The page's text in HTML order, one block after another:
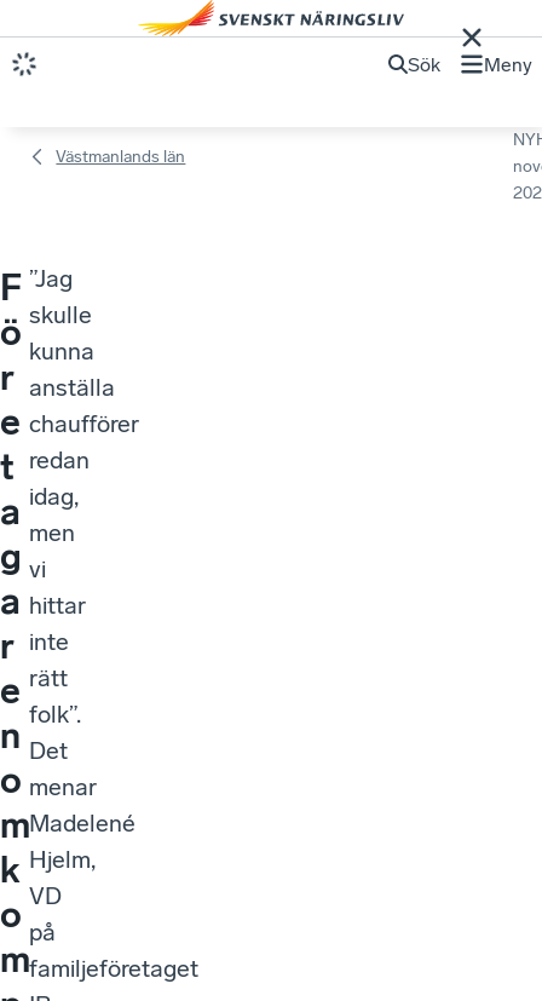
Sök Meny
Västmanlands län
F
ö
r
e
t
a
g
a
r
e
n
o
m
k
o
m
”Jag
skulle
kunna
anställa
chaufförer
redan
idag,
men
vi
hittar
inte
rätt
folk”.
Det
menar
Madelené
Hjelm,
VD
på
familjeföretaget